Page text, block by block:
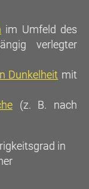
im Umfeld des
verlegter
Dunkelheit mit
(z. B. nach
in